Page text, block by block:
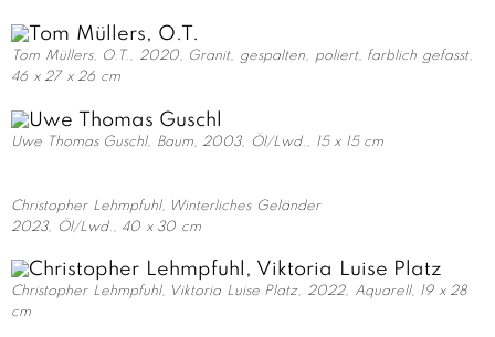
Tom Müllers, O.T., 2020, Granit, gespalten, poliert, farblich gefasst,
46 x 27 x 26 cm
Uwe Thomas Guschl, Baum, 2003, Öl/Lwd., 15 x 15 cm
Christopher Lehmpfuhl, Winterliches Geländer
2023, Öl/Lwd., 40 x 30 cm
Christopher Lehmpfuhl, Viktoria Luise Platz, 2022, Aquarell, 19 x 28
cm